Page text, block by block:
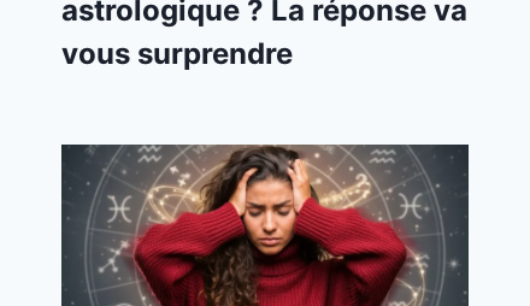
astrologique ? La réponse va
vous surprendre